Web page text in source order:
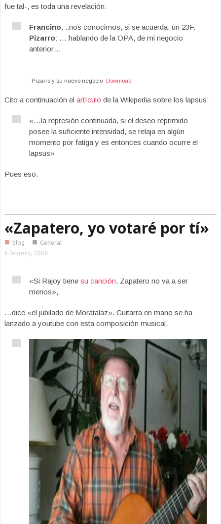
fue tal-, es toda una revelación:
Francino: ..nos conocimos, si se acuerda, un 23F.
Pizarro: … hablando de la OPA, de mi negocio
anterior…
Pizarro y su nuevo negocio Download
Cito a continuación el artículo de la Wikipedia sobre los lapsus:
«…la represión continuada, si el deseo reprimido
posee la suficiente intensidad, se relaja en algún
momento por fatiga y es entonces cuando ocurre el
lapsus»
Pues eso.
«Zapatero, yo votaré por tí»
■ blog ■ General
6 febrero, 2008
«Si Rajoy tiene su canción, Zapatero no va a ser
menos»,
…dice «el jubilado de Moratalaz». Guitarra en mano se ha
lanzado a youtube con esta composición musical.